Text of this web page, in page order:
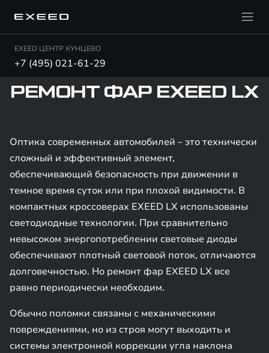
EXEED ЦЕНТР КУНЦЕВО
+7 (495) 021-61-29
РЕМОНТ ФАР EXEED LX
Оптика современных автомобилей – это технически
сложный и эффективный элемент,
обеспечивающий безопасность при движении в
темное время суток или при плохой видимости. В
компактных кроссоверах EXEED LX использованы
светодиодные технологии. При сравнительно
невысоком энергопотреблении световые диоды
обеспечивают плотный световой поток, отличаются
долговечностью. Но ремонт фар EXEED LX все
равно периодически необходим.
Обычно поломки связаны с механическими
повреждениями, но из строя могут выходить и
системы электронной коррекции угла наклона